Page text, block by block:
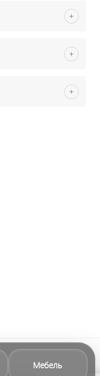
Мебель